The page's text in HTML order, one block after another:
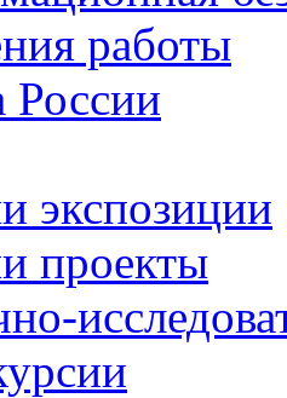
работы
России
экспозиции
проекты